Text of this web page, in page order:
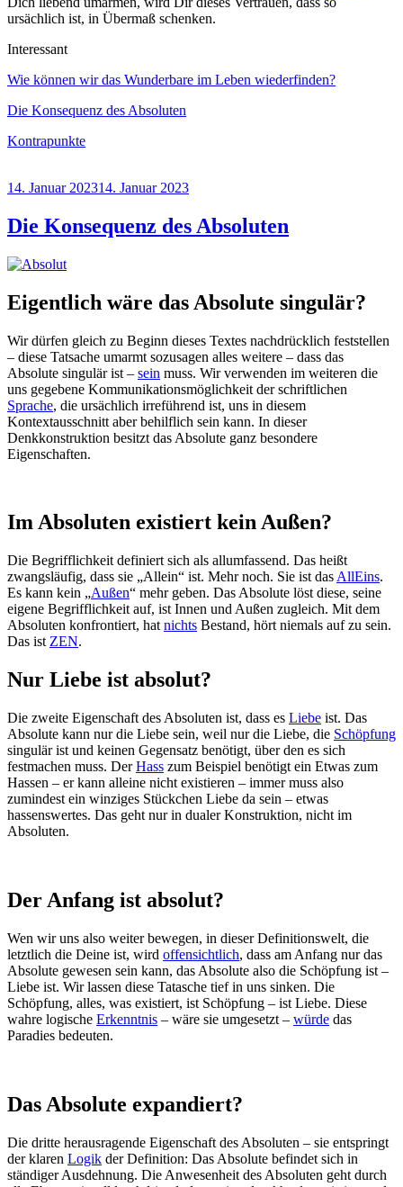
ursächlich ist, in Übermaß schenken.
Interessant
Wie können wir das Wunderbare im Leben wiederfinden?
Die Konsequenz des Absoluten
Kontrapunkte
Veröffentlicht
14. Januar 202314. Januar 2023
Die Konsequenz des Absoluten
Eigentlich wäre das Absolute singulär?
Wir dürfen gleich zu Beginn dieses Textes nachdrücklich feststellen
– diese Tatsache umarmt sozusagen alles weitere – dass das
Absolute singulär ist – sein muss. Wir verwenden im weiteren die
uns gegebene Kommunikationsmöglichkeit der schriftlichen
Sprache, die ursächlich irreführend ist, uns in diesem
Kontextausschnitt aber behilflich sein kann. In dieser
Denkkonstruktion besitzt das Absolute ganz besondere
Eigenschaften.
Im Absoluten existiert kein Außen?
Die Begrifflichkeit definiert sich als allumfassend. Das heißt
zwangsläufig, dass sie „Allein“ ist. Mehr noch. Sie ist das AllEins.
Es kann kein „Außen“ mehr geben. Das Absolute löst diese, seine
eigene Begrifflichkeit auf, ist Innen und Außen zugleich. Mit dem
Absoluten konfrontiert, hat nichts Bestand, hört niemals auf zu sein.
Das ist ZEN.
Nur Liebe ist absolut?
Die zweite Eigenschaft des Absoluten ist, dass es Liebe ist. Das
Absolute kann nur die Liebe sein, weil nur die Liebe, die Schöpfung
singulär ist und keinen Gegensatz benötigt, über den es sich
festmachen muss. DerHass zum Beispiel benötigt ein Etwas zum
Hassen – er kann alleine nicht existieren – immer muss also
zumindest ein winziges Stückchen Liebe da sein – etwas
hassenswertes. Das geht nur in dualer Konstruktion, nicht im
Absoluten.
Der Anfang ist absolut?
Wen wir uns also weiter bewegen, in dieser Definitionswelt, die
letztlich die Deine ist, wird offensichtlich, dass am Anfang nur das
Absolute gewesen sein kann, das Absolute also die Schöpfung ist –
Liebe ist. Wir lassen diese Tatasche tief in uns sinken. Die
Schöpfung, alles, was existiert, ist Schöpfung – ist Liebe. Diese
wahre logische Erkenntnis – wäre sie umgesetzt – würde das
Paradies bedeuten.
Das Absolute expandiert?
Die dritte herausragende Eigenschaft des Absoluten – sie entspringt
der klaren Logik der Definition: Das Absolute befindet sich in
ständiger Ausdehnung. Die Anwesenheit des Absoluten geht durch